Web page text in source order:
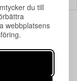
du till
webbplatsens
RENSA ALLA